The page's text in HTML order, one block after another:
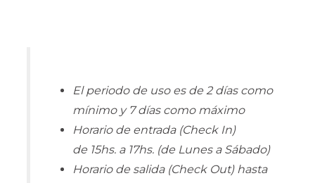
El periodo de uso es de 2 días como
mínimo y 7 días como máximo
Horario de entrada (Check In)
de 15hs. a 17hs. (de Lunes a Sábado)
Horario de salida (Check Out) hasta